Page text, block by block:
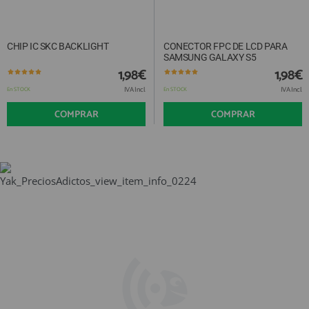
CHIP IC SKC BACKLIGHT
En STOCK
1,98€
IVA Incl.
COMPRAR
CONECTOR FPC DE LCD PARA
SAMSUNG GALAXY S5
En STOCK
1,98€
IVA Incl.
COMPRAR